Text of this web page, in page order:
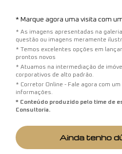
* Marque agora uma visita com
* As imagens apresentadas na
questão ou imagens meramente
* Temos excelentes opções em
prontos novos
* Atuamos na intermediação de
corporativos de alto padrão.
* Corretor Online - Fale agora com
informações.
* Conteúdo produzido pelo time de
Consultoria.
Ainda tenho